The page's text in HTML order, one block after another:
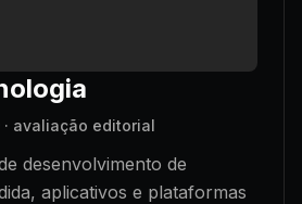
· avaliação editorial
desenvolvimento de
aplicativos e plataformas